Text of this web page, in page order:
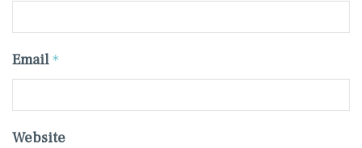
Email *
Website